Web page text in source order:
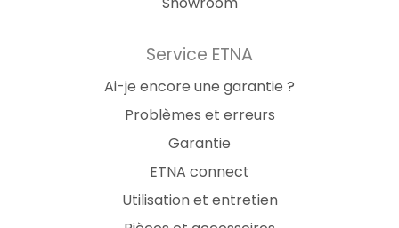
Service ETNA
Ai-je encore une garantie ?
Problèmes et erreurs
Garantie
ETNA connect
Utilisation et entretien